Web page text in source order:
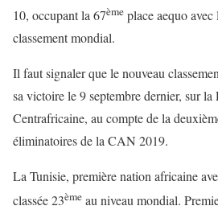
10, occupant la 67ème place aequo
classement mondial.
Il faut signaler que le nouveau
sa victoire le 9 septembre dernier, sur
Centrafricaine, au compte de la
éliminatoires de la CAN 2019.
La Tunisie, première nation africaine
classée 23ème au niveau mondial.